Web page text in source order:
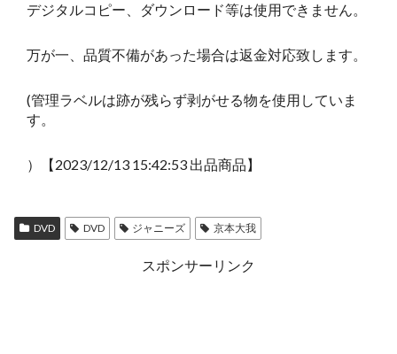
デジタルコピー、ダウンロード等は使用できません。
万が一、品質不備があった場合は返金対応致します。
(管理ラベルは跡が残らず剥がせる物を使用していま
す。
）【2023/12/13 15:42:53 出品商品】
DVD DVD ジャニーズ 京本大我
スポンサーリンク